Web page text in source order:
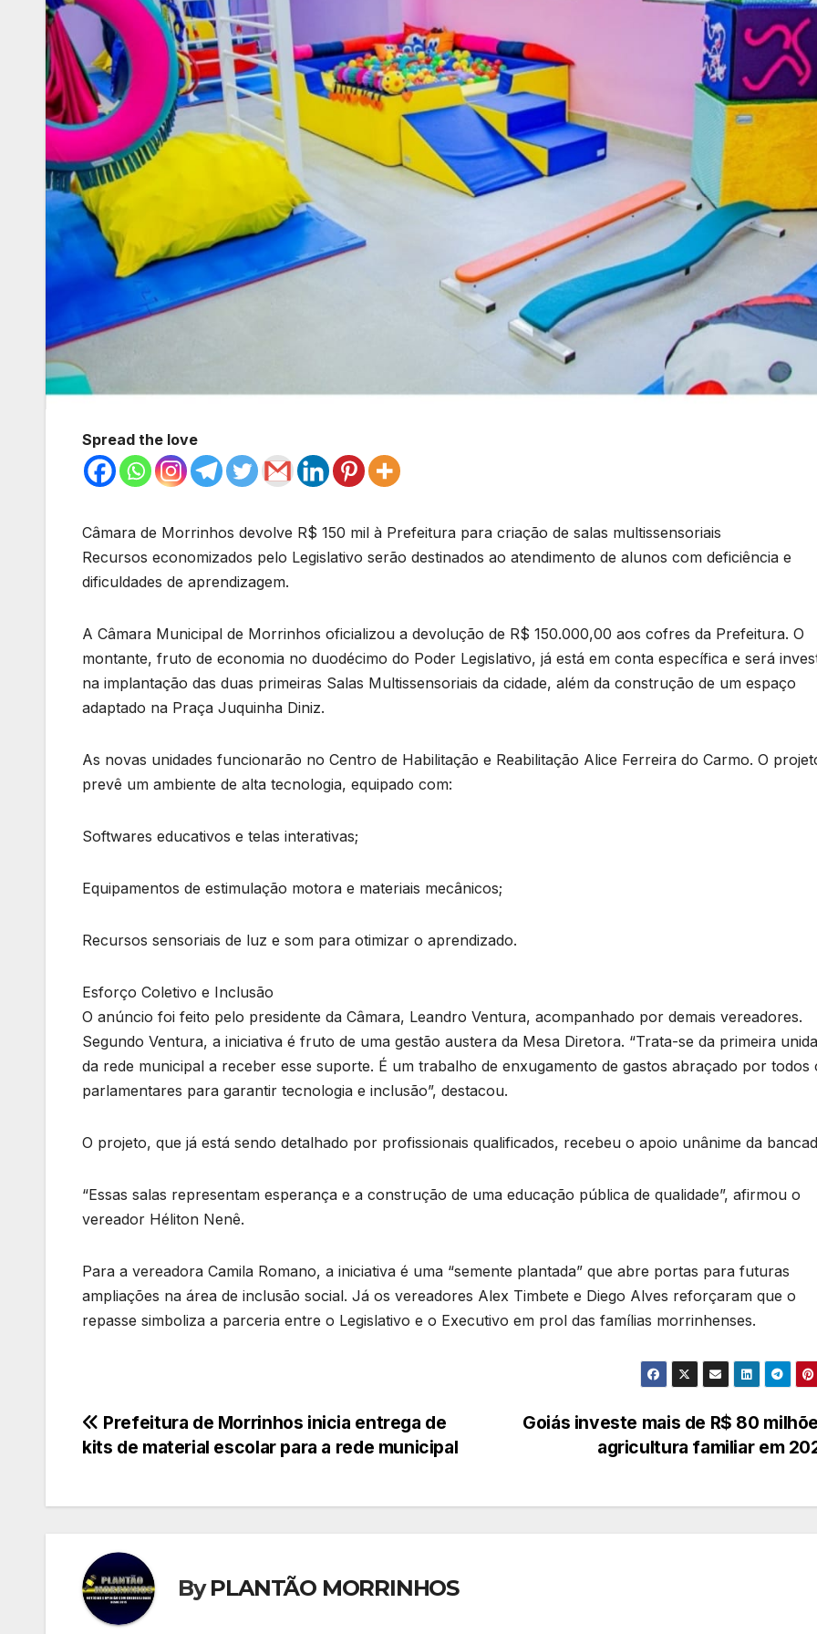
Spread the love
Câmara de Morrinhos devolve R$ 150 mil à Prefeitura para criação de salas multissensoriais
Recursos economizados pelo Legislativo serão destinados ao atendimento de alunos com deficiência e
dificuldades de aprendizagem.
A Câmara Municipal de Morrinhos oficializou a devolução de R$ 150.000,00 aos cofres da Prefeitura. O
montante, fruto de economia no duodécimo do Poder Legislativo, já está em conta específica e será
na implantação das duas primeiras Salas Multissensoriais da cidade, além da construção de um espaço
adaptado na Praça Juquinha Diniz.
As novas unidades funcionarão no Centro de Habilitação e Reabilitação Alice Ferreira do Carmo. O
prevê um ambiente de alta tecnologia, equipado com:
Softwares educativos e telas interativas;
Equipamentos de estimulação motora e materiais mecânicos;
Recursos sensoriais de luz e som para otimizar o aprendizado.
Esforço Coletivo e Inclusão
O anúncio foi feito pelo presidente da Câmara, Leandro Ventura, acompanhado por demais vereadores.
Segundo Ventura, a iniciativa é fruto de uma gestão austera da Mesa Diretora. “Trata-se da primeira
da rede municipal a receber esse suporte. É um trabalho de enxugamento de gastos abraçado por todos
parlamentares para garantir tecnologia e inclusão”, destacou.
O projeto, que já está sendo detalhado por profissionais qualificados, recebeu o apoio unânime da
“Essas salas representam esperança e a construção de uma educação pública de qualidade”, afirmou o
vereador Héliton Nenê.
Para a vereadora Camila Romano, a iniciativa é uma “semente plantada” que abre portas para futuras
ampliações na área de inclusão social. Já os vereadores Alex Timbete e Diego Alves reforçaram que o
repasse simboliza a parceria entre o Legislativo e o Executivo em prol das famílias morrinhenses.
Navegação
Post
Goiás investe mais de R$ 80
agricultura familiar em
Prefeitura de Morrinhos inicia entrega de
kits de material escolar para a rede municipal
ByPLANTÃO MORRINHOS